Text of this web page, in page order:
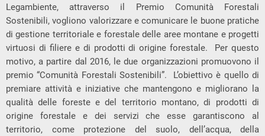
Legambiente, attraverso il Premio Comunità Forestali
Sostenibili, vogliono valorizzare e comunicare le buone pratiche
di gestione territoriale e forestale delle aree montane e progetti
virtuosi di filiere e di prodotti di origine forestale. Per questo
motivo, a partire dal 2016, le due organizzazioni promuovono il
premio “Comunità Forestali Sostenibili”. L’obiettivo è quello di
premiare attività e iniziative che mantengono e migliorano la
qualità delle foreste e del territorio montano, di prodotti di
origine forestale e dei servizi che esse garantiscono al
territorio, come protezione del suolo, dell’acqua, della